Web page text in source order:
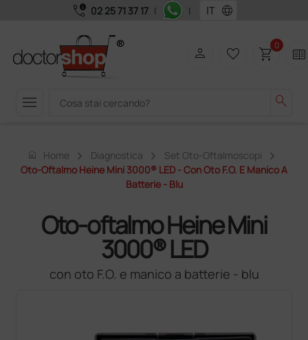
call_quality 02 25 71 37 17 | | language
menu search
person favorite_border shopping_cart0 two_pager
home Home Diagnostica
Set Oto-Oftalmoscopi
Oto-Oftalmo Heine Mini 3000® LED - Con Oto F.O. E Manico A
Batterie - Blu
Oto-oftalmo Heine Mini
3000® LED
con oto F.O. e manico a batterie - blu